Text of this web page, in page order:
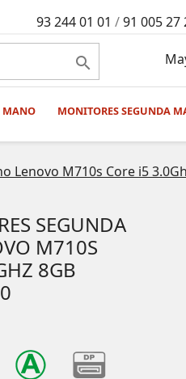
93 244 01 01 /91 005 27

MANO MONITORES SEGUNDA
Lenovo M710s Core i5
SEGUNDA
M710S
8GB